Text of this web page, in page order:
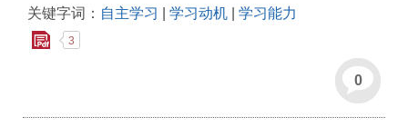
关键字词： 自主学习 学习动机 学习能力
3
0